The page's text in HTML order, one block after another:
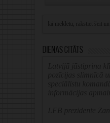
Dienas citāts